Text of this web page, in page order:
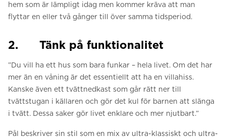
hem som är lämpligt idag men kommer kräva att man
flyttar en eller två gånger till över samma tidsperiod.
2. Tänk på funktionalitet
”Du vill ha ett hus som bara funkar – hela livet. Om det har
mer än en våning är det essentiellt att ha en villahiss.
Kanske även ett tvättnedkast som går rätt ner till
tvättstugan i källaren och gör det kul för barnen att slänga
i tvätt. Dessa saker gör livet enklare och mer njutbart.”
Pål beskriver sin stil som en mix av ultra-klassiskt och ultra-